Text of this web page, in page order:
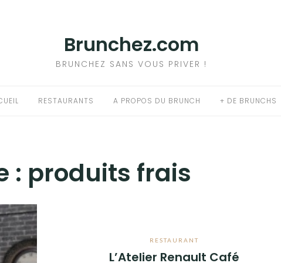
Brunchez.com
BRUNCHEZ SANS VOUS PRIVER !
RESTAURANTS A PROPOS DU BRUNCH + DE BRUNCHS
: produits frais
RESTAURANT
L’Atelier Renault Café